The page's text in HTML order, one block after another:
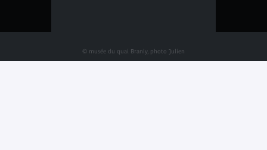
© musée du quai Branly, photo Julien